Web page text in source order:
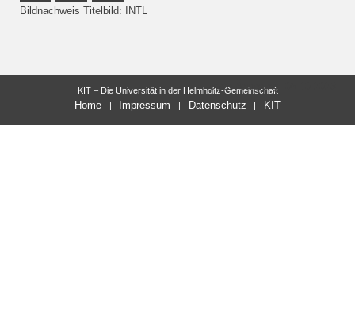
Bildnachweis Titelbild: INTL
letzte Änderung: 05.10.2023
KIT – Die Universität in der Helmholtz-Gemeinschaft
Home Impressum Datenschutz KIT